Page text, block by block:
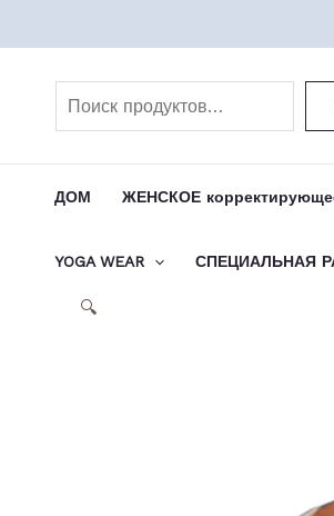
ДОМ ЖЕНСКОЕ
YOGA WEAR СПЕЦИАЛЬНАЯ
🔍